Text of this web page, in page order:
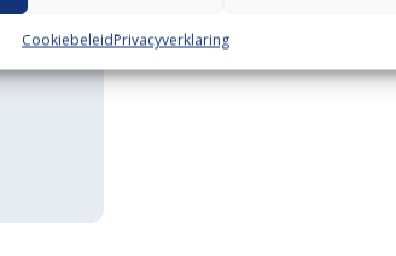
CookiebeleidPrivacyverklaring